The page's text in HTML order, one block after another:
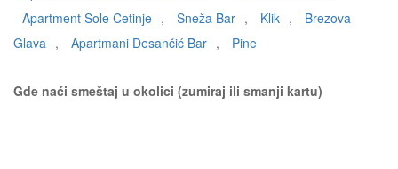
Apartment Sole Cetinje , Sneža Bar , Klik ,
Brezova
Glava , Apartmani Desančić Bar , Pine
Gde naći smeštaj u okolici (zumiraj ili smanji kartu)